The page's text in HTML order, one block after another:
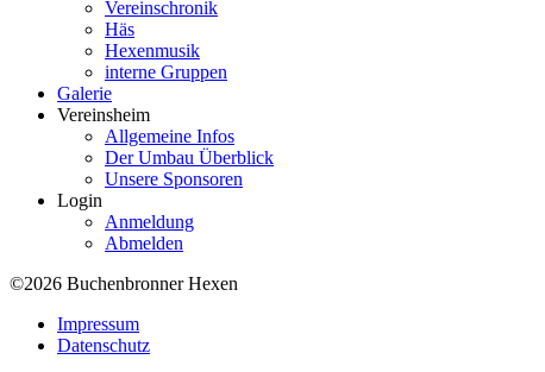
Vereinschronik
Häs
Hexenmusik
interne Gruppen
Galerie
Vereinsheim
Allgemeine Infos
Der Umbau Überblick
Unsere Sponsoren
Login
Anmeldung
Abmelden
©2026 Buchenbronner Hexen
Impressum
Datenschutz